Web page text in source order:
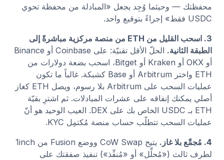
محفظتك — وحيثما وُجِد يجعل «المبادلة من محفظة تحوي
USDC فقط» إجراءً بتوقيع واحد.
3. اسحب القليل من ETH من منصة مركزية مباشرةً إلى
الطبقة الثانية.
الحلّ الأقل تقنيّة: على Coinbase أو Binance
أو OKX أو Kraken أو Bitget، اسحب بضعة دولارات من
ETH واختر Arbitrum أو Base كشبكة. غالباً ما تكون
عمليات السحب على Arbitrum بلا رسوم، ويصل ETH كغاز
أصلي يمكنك إنفاقه على عشرات المبادلات. ثم اشترِ بقيّة
ETH بـ USDC الخاص بك على DEX. العيب الوحيد هو أنّ
عمليات السحب تتطلّب حساب منصة مُكتمِل KYC.
4. مُجمِّع بلا غاز.
يتيح CoW Swap ووضع Fusion من 1inch
لطرف ثالث («مُحلِّل» أو «مُنفِّذ») تنفيذ صفقتك على